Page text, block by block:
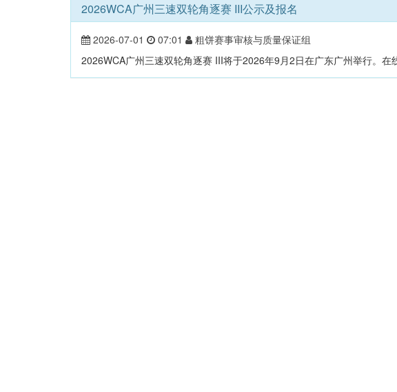
2026WCA广州三速双轮角逐赛 III公示及报名
2026-07-01 07:01
粗饼赛事审核与质量保证组
2026WCA广州三速双轮角逐赛 III将于2026年9月2日在广东广州举行。